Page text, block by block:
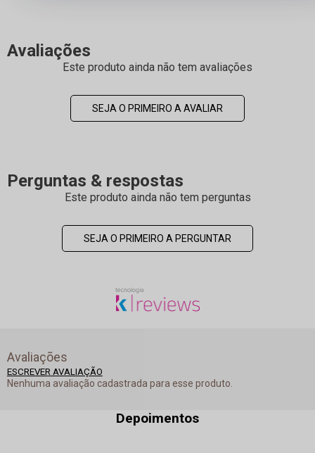
Avaliações
Este produto ainda não tem avaliações
SEJA O PRIMEIRO A AVALIAR
Perguntas & respostas
Este produto ainda não tem perguntas
SEJA O PRIMEIRO A PERGUNTAR
Avaliações
ESCREVER AVALIAÇÃO
Nenhuma avaliação cadastrada para esse produto.
Depoimentos